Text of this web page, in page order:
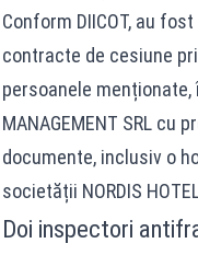
Conform DIICOT, au
contracte de cesiune
persoanele menționate,
MANAGEMENT SRL
documente, inclusiv o
societății NORDIS
Doi inspectori